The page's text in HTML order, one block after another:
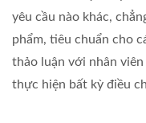
yêu cầu nào khác,
phẩm, tiêu chuẩn cho
thảo luận với nhân
thực hiện bất kỳ điều